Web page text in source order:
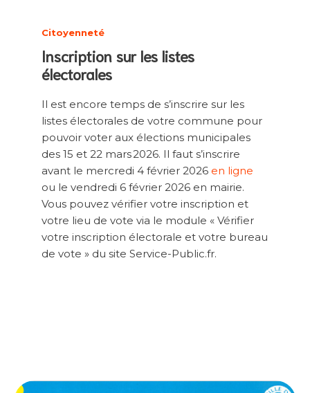
Citoyenneté
Inscription sur les listes
électorales
Il est encore temps de s’inscrire sur les
listes électorales de votre commune pour
pouvoir voter aux élections municipales
des 15 et 22 mars 2026. Il faut s’inscrire
avant le mercredi 4 février 2026 en ligne
ou le vendredi 6 février 2026 en mairie.
Vous pouvez vérifier votre inscription et
votre lieu de vote via le module « Vérifier
votre inscription électorale et votre bureau
de vote » du site Service-Public.fr.